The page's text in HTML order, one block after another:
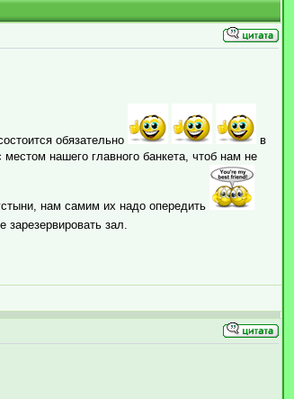
обязательно
в
нашего главного банкета, чтоб нам не
нам самим их надо опередить
зал.